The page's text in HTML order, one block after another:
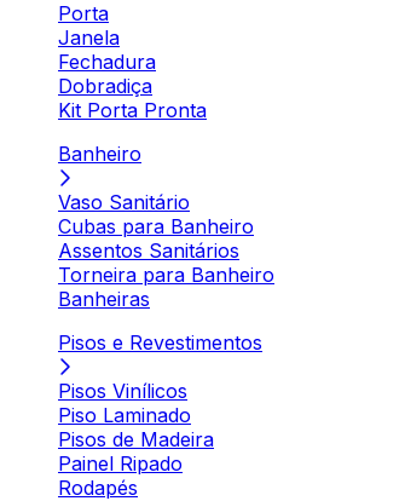
Porta
Janela
Fechadura
Dobradiça
Kit Porta Pronta
Banheiro
Vaso Sanitário
Cubas para Banheiro
Assentos Sanitários
Torneira para Banheiro
Banheiras
Pisos e Revestimentos
Pisos Vinílicos
Piso Laminado
Pisos de Madeira
Painel Ripado
Rodapés